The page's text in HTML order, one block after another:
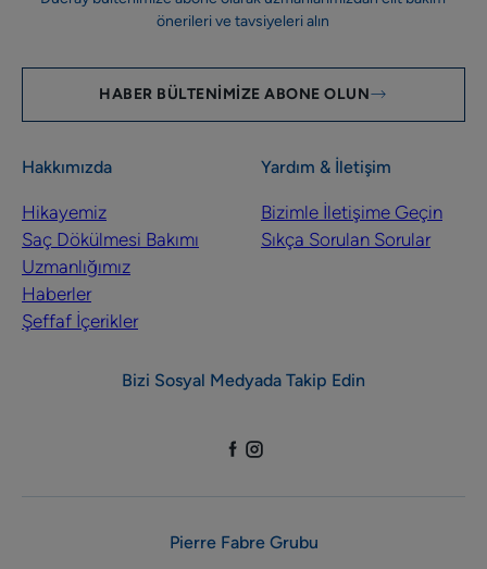
önerileri ve tavsiyeleri alın
HABER BÜLTENIMIZE ABONE OLUN
Hakkımızda
Hikayemiz
Saç Dökülmesi Bakımı
Uzmanlığımız
Haberler
Şeffaf İçerikler
Yardım & İletişim
Bizimle İletişime Geçin
Sıkça Sorulan Sorular
Bizi Sosyal Medyada Takip Edin
Pierre Fabre Grubu